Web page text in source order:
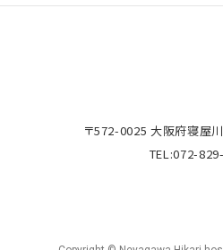
〒572-0025 大阪府寝屋
TEL:072-